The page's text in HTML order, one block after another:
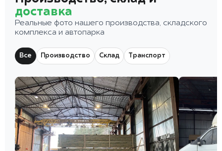
доставка
Реальные фото нашего производства, складского
комплекса и автопарка
Все Производство Склад Транспорт